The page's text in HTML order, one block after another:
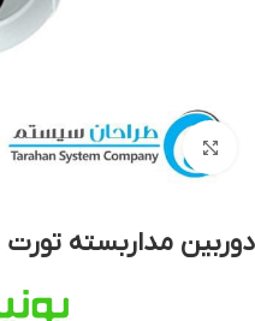
بزرگنمایی تصویر
دوربین مداربسته تورت IPC3612ER3-PF28